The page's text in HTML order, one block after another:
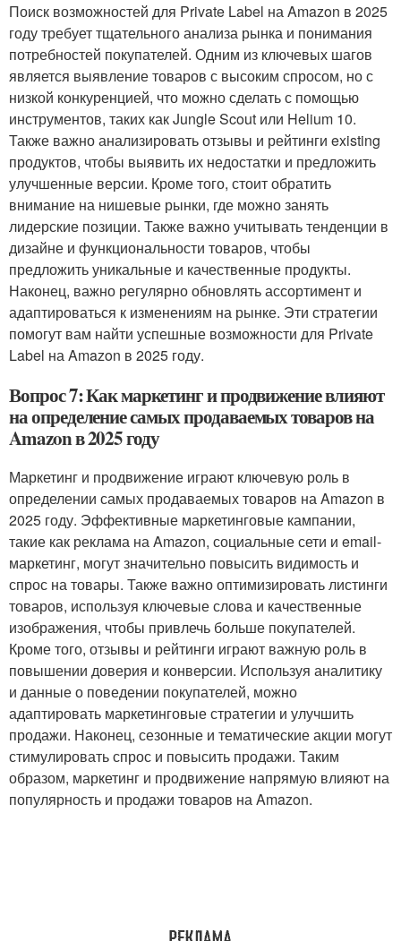
Поиск возможностей для Private Label на Amazon в 2025
году требует тщательного анализа рынка и понимания
потребностей покупателей. Одним из ключевых шагов
является выявление товаров с высоким спросом, но с
низкой конкуренцией, что можно сделать с помощью
инструментов, таких как Jungle Scout или Helium 10.
Также важно анализировать отзывы и рейтинги existing
продуктов, чтобы выявить их недостатки и предложить
улучшенные версии. Кроме того, стоит обратить
внимание на нишевые рынки, где можно занять
лидерские позиции. Также важно учитывать тенденции в
дизайне и функциональности товаров, чтобы
предложить уникальные и качественные продукты.
Наконец, важно регулярно обновлять ассортимент и
адаптироваться к изменениям на рынке. Эти стратегии
помогут вам найти успешные возможности для Private
Label на Amazon в 2025 году.
Вопрос 7: Как маркетинг и продвижение влияют
на определение самых продаваемых товаров на
Amazon в 2025 году
Маркетинг и продвижение играют ключевую роль в
определении самых продаваемых товаров на Amazon в
2025 году. Эффективные маркетинговые кампании,
такие как реклама на Amazon, социальные сети и email-
маркетинг, могут значительно повысить видимость и
спрос на товары. Также важно оптимизировать листинги
товаров, используя ключевые слова и качественные
изображения, чтобы привлечь больше покупателей.
Кроме того, отзывы и рейтинги играют важную роль в
повышении доверия и конверсии. Используя аналитику
и данные о поведении покупателей, можно
адаптировать маркетинговые стратегии и улучшить
продажи. Наконец, сезонные и тематические акции могут
стимулировать спрос и повысить продажи. Таким
образом, маркетинг и продвижение напрямую влияют на
популярность и продажи товаров на Amazon.